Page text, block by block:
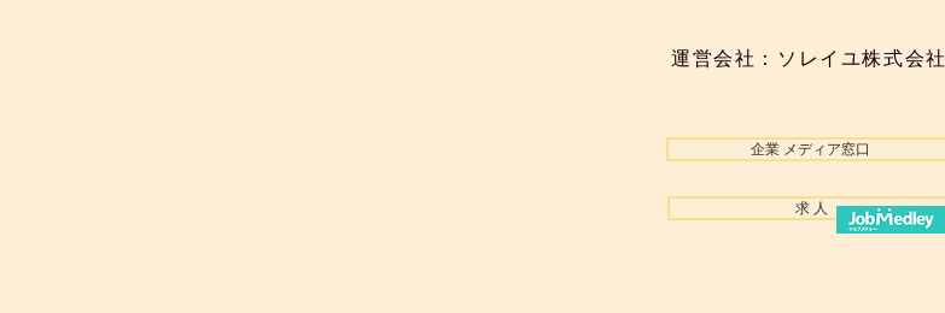
運営会社：ソレイユ株式会社
企業 メディア窓口
求 人